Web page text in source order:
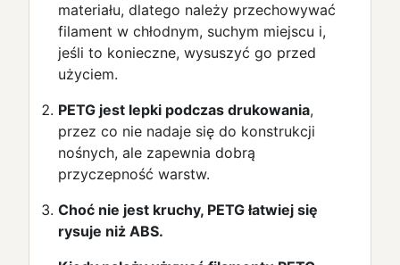
materiału, dlatego należy przechowywać
filament w chłodnym, suchym miejscu i,
jeśli to konieczne, wysuszyć go przed
użyciem.
PETG jest lepki podczas drukowania,
przez co nie nadaje się do konstrukcji
nośnych, ale zapewnia dobrą
przyczepność warstw.
Choć nie jest kruchy, PETG łatwiej się
rysuje niż ABS.